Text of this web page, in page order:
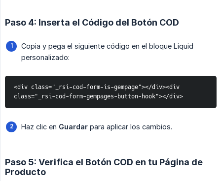
Paso 4: Inserta el Código del Botón COD
Copia y pega el siguiente código en el bloque Liquid
personalizado:
<div class="_rsi-cod-form-is-gempage"></div><div
class="_rsi-cod-form-gempages-button-hook"></div>
Haz clic en Guardar para aplicar los cambios.
Paso 5: Verifica el Botón COD en tu Página de
Producto